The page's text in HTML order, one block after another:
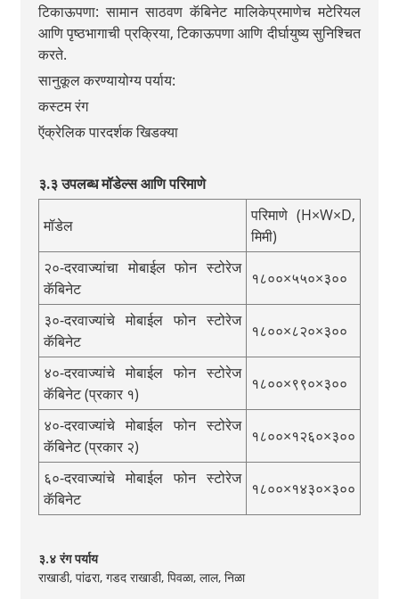
टिकाऊपणा: सामान साठवण कॅबिनेट मालिकेप्रमाणेच मटेरियल
आणि पृष्ठभागाची प्रक्रिया, टिकाऊपणा आणि दीर्घायुष्य सुनिश्चित
करते.
सानुकूल करण्यायोग्य पर्याय:
कस्टम रंग
ऍक्रेलिक पारदर्शक खिडक्या
३.३ उपलब्ध मॉडेल्स आणि परिमाणे
मॉडेल
परिमाणे (H×W×D,
मिमी)
२०-दरवाज्यांचा मोबाईल फोन स्टोरेज
कॅबिनेट
१८००×५५०×३००
३०-दरवाज्यांचे मोबाईल फोन स्टोरेज
कॅबिनेट
१८००×८२०×३००
४०-दरवाज्यांचे मोबाईल फोन स्टोरेज
कॅबिनेट (प्रकार १)
१८००×९९०×३००
४०-दरवाज्यांचे मोबाईल फोन स्टोरेज
कॅबिनेट (प्रकार २)
१८००×१२६०×३००
६०-दरवाज्यांचे मोबाईल फोन स्टोरेज
कॅबिनेट
१८००×१४३०×३००
३.४ रंग पर्याय
राखाडी, पांढरा, गडद राखाडी, पिवळा, लाल, निळा